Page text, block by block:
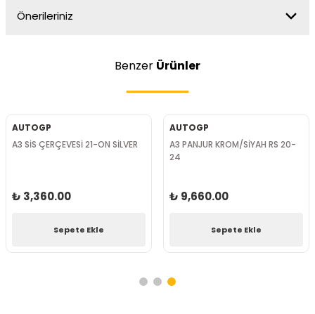
Önerileriniz
Benzer Ürünler
AUTOGP
A3 SİS ÇERÇEVESİ 21-ON SİLVER
₺ 3,360.00
Sepete Ekle
AUTOGP
A3 PANJUR KROM/SİYAH RS 20-
24
₺ 9,660.00
Sepete Ekle